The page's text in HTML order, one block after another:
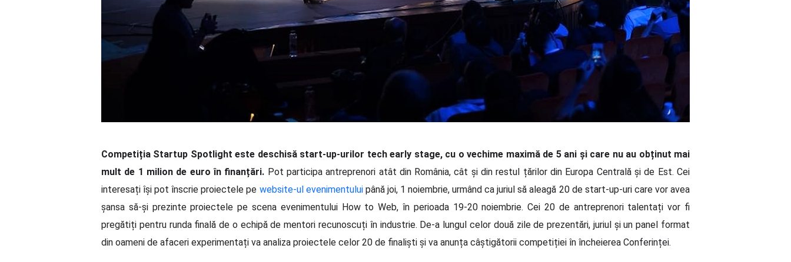
Competiția Startup Spotlight este deschisă start-up-urilor tech early stage, cu o vechime maximă de 5 ani și care nu au obținut mai
mult de 1 milion de euro în finanțări. Pot participa antreprenori atât din România, cât și din restul țărilor din Europa Centrală și de Est. Cei
interesați își pot înscrie proiectele pe website-ul evenimentuluipână joi, 1 noiembrie, urmând ca juriul să aleagă 20 de start-up-uri care vor avea
șansa să-și prezinte proiectele pe scena evenimentului How to Web, în perioada 19-20 noiembrie. Cei 20 de antreprenori talentați vor fi
pregătiți pentru runda finală de o echipă de mentori recunoscuți în industrie. De-a lungul celor două zile de prezentări, juriul și un panel format
din oameni de afaceri experimentați va analiza proiectele celor 20 de finaliști și va anunța câștigătorii competiției în încheierea Conferinței.